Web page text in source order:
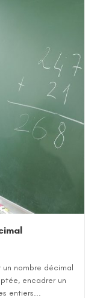
nombre décimal
encadrer un
entiers...